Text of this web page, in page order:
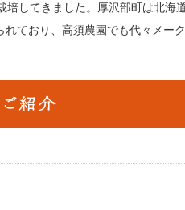
してきました。厚沢部町は北海
ており、高須農園でも代々メー